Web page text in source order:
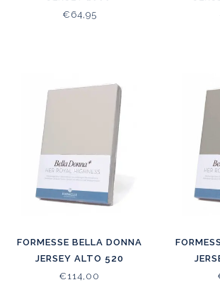
€64,95
FORMESSE BELLA DONNA
JERSEY ALTO 520
€114,00